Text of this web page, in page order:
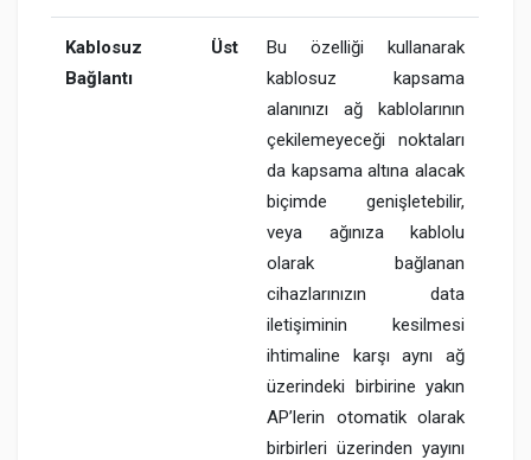
Kablosuz Üst
Bağlantı
Bu özelliği kullanarak
kablosuz kapsama
alanınızı ağ kablolarının
çekilemeyeceği noktaları
da kapsama altına alacak
biçimde genişletebilir,
veya ağınıza kablolu
olarak bağlanan
cihazlarınızın data
iletişiminin kesilmesi
ihtimaline karşı aynı ağ
üzerindeki birbirine yakın
AP’lerin otomatik olarak
birbirleri üzerinden yayını